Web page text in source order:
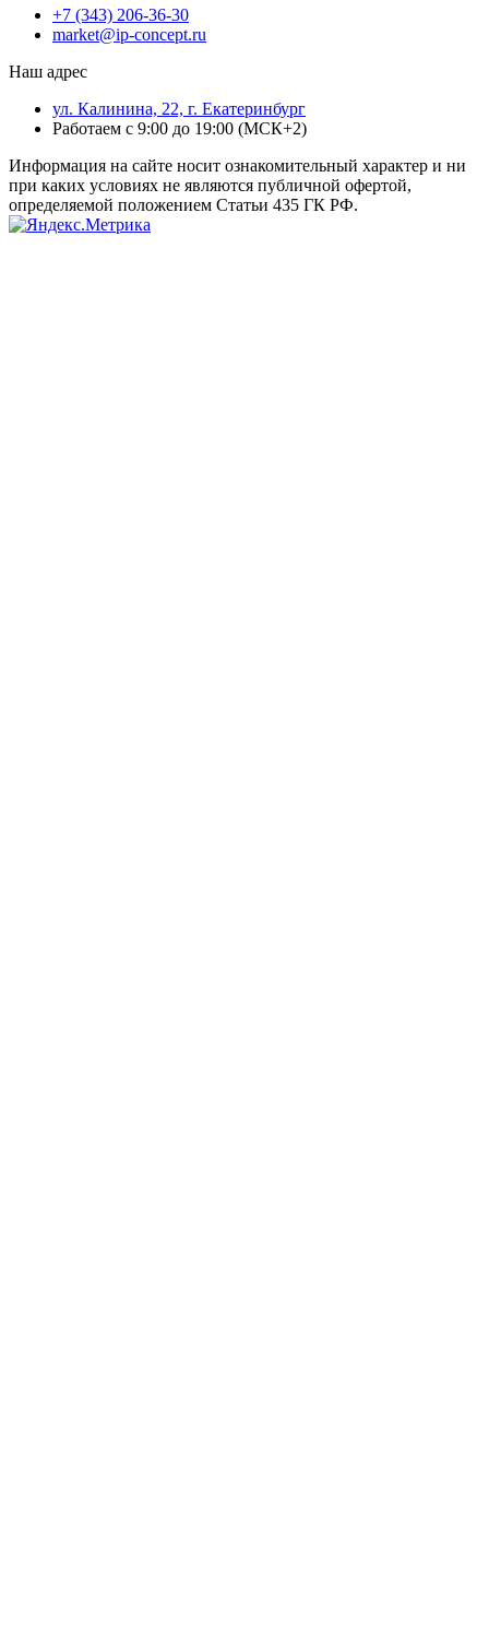
+7 (343) 206-36-30
market@ip-concept.ru
Наш адрес
ул. Калинина, 22, г. Екатеринбург
Работаем с 9:00 до 19:00 (МСК+2)
Информация на сайте носит ознакомительный характер и ни
при каких условиях не являются публичной офертой,
определяемой положением Статьи 435 ГК РФ.